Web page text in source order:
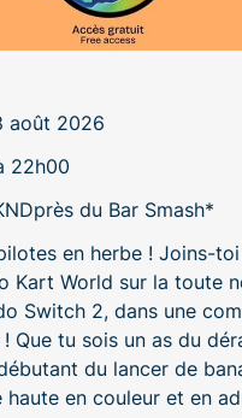
août 2026
22h00
du Bar Smash*
en herbe ! Joins-
Kart World sur la toute
Switch 2, dans une
Que tu sois un as du
du lancer de
en couleur et en